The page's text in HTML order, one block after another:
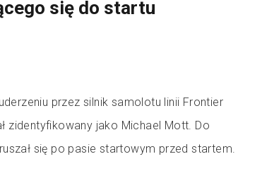
się do startu
przez silnik samolotu linii Frontier
zidentyfikowany jako Michael Mott. Do
się po pasie startowym przed startem.